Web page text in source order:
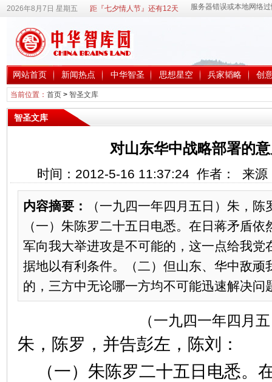
2026年8月7日 星期五 距『七夕情人节』还有12天
网站首页 新闻热点 中华智圣 思想星空 兵家韬略 创
当前位置： 首页> 智圣文库
智圣文库
对山东华中战略部署的
时间：2012-5-16 11:37:24 作者： 来
内容摘要：
（一九四一年四月五日）朱，
（一）朱陈罗二十五日电悉。在日蒋矛盾
军向我大举进攻是不可能的，这一点给我党
据地以有利条件。（二）但山东、华中敌顽
的，三方中无论哪一方均不可能迅速解决问
（一九四一年四月
朱，陈罗，并告彭左，陈刘：
（一）朱陈罗二十五日电悉。